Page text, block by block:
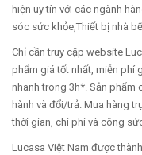
hiện uy tín với các ngành
sóc sức khỏe,Thiết bị nhà
Chỉ cần truy cập website
phẩm giá tốt nhất, miễn phí
nhanh trong 3h*. Sản phẩm
hành và đổi/trả. Mua hàng
thời gian, chi phí và công
Lucasa Việt Nam được